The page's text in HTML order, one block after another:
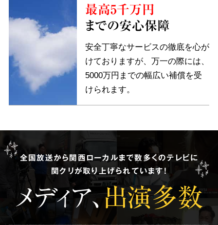
最高5千万円
までの安心保障
安全丁寧なサービスの徹底を心が
けておりますが、万一の際には、
5000万円までの幅広い補償を受
けられます。
全国放送から関西ローカルまで数多くのテレビに
関クリが取り上げられています!
メディア、出演多数